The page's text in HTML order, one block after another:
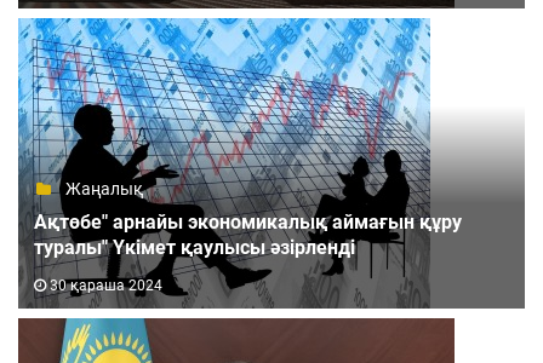
Жаңалық
Ақтөбе" арнайы экономикалық аймағын құру
туралы" Үкімет қаулысы әзірленді
30 қараша 2024